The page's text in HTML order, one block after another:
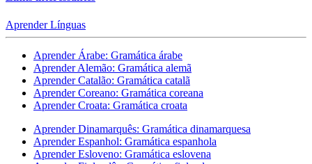
Aprender Línguas
Aprender Árabe: Gramática árabe
Aprender Alemão: Gramática alemã
Aprender Catalão: Gramática catalã
Aprender Coreano: Gramática coreana
Aprender Croata: Gramática croata
Aprender Dinamarquês: Gramática dinamarquesa
Aprender Espanhol: Gramática espanhola
Aprender Esloveno: Gramática eslovena